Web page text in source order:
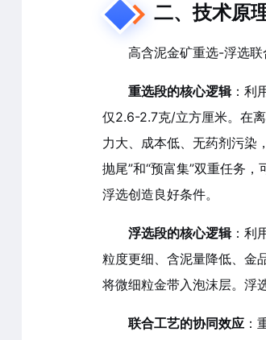
二、技术原
高含泥金矿重选-浮选联
重选段的核心逻辑：利
仅2.6-2.7克/立方厘米。在
力大、成本低、无药剂污染
抛尾”和“预富集”双重任务
浮选创造良好条件。
浮选段的核心逻辑：利
粒度更细、含泥量降低、金
将微细粒金带入泡沫层。浮
联合工艺的协同效应：